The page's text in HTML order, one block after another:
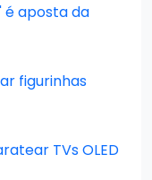
é aposta da
figurinhas
TVs OLED